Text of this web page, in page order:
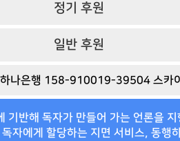
정기 후원
일반 후원
하나은행 158-910019-39504 스카
기반해 독자가 만들어 가는 언론을
자에게 할당하는 지면 서비스, 동행